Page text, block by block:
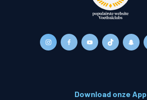
Download onze App